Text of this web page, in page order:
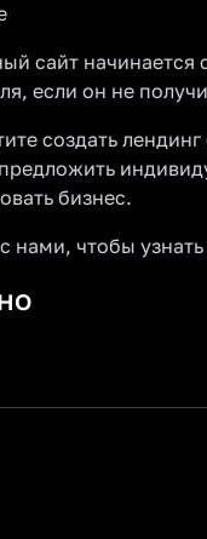
сайт
если он не
создать
бизнес.
нами, чтобы